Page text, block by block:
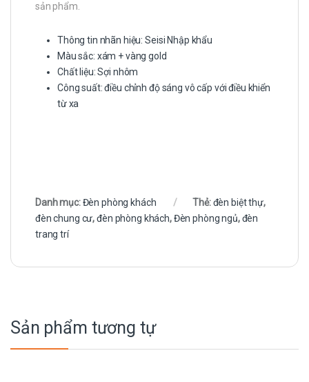
sản phẩm.
Thông tin nhãn hiệu: Seisi Nhập khẩu
Màu sắc: xám + vàng gold
Chất liệu: Sợi nhôm
Công suất: điều chỉnh độ sáng vô cấp với điều khiển
từ xa
Danh mục:Đèn phòng khách Thẻ:đèn biệt thự,
đèn chung cư,đèn phòng khách,Đèn phòng ngủ,đèn
trang trí
Sản phẩm tương tự